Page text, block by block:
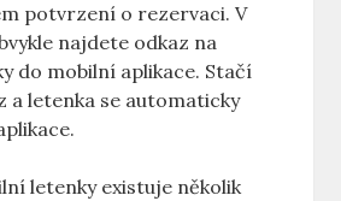
potvrzení o rezervaci. V
najdete odkaz na
do mobilní aplikace. Stačí
a letenka se automaticky
letenky existuje několik